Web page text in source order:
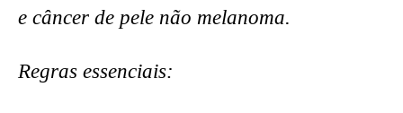
e câncer de pele não melanoma.
Regras essenciais: